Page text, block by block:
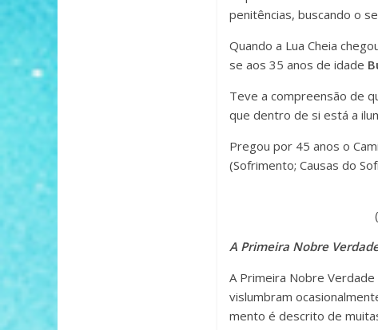
penitências, buscando o
Quando a Lua Cheia
se aos 35 anos de idade
Teve a compreensão de
que dentro de si está a
Pregou por 45 anos o
(Sofrimento; Causas do
A Primeira Nobre
A Primeira Nobre
vis­lum­bram
men­to é des­cri­to de